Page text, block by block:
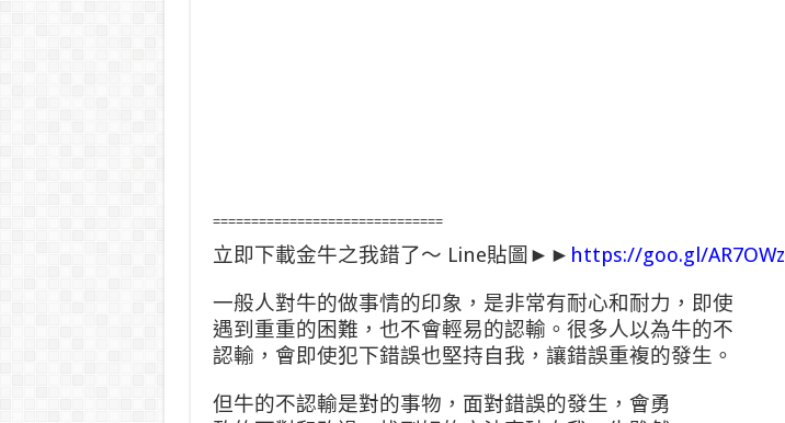
==============================
立即下載金牛之我錯了～ Line貼圖►► https://goo.gl/AR7OWz
一般人對牛的做事情的印象，是非常有耐心和耐力，即使
遇到重重的困難，也不會輕易的認輸。很多人以為牛的不
認輸，會即使犯下錯誤也堅持自我，讓錯誤重複的發生。
但牛的不認輸是對的事物，面對錯誤的發生，會勇